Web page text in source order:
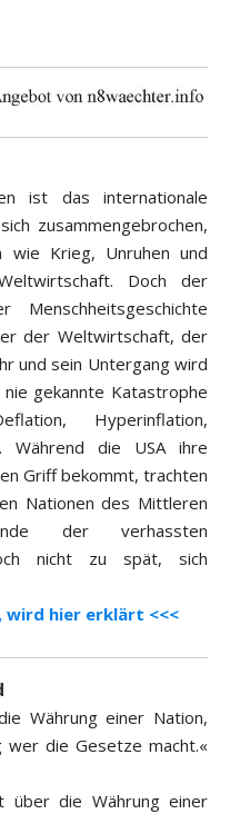
ist das internationale
zusammengebrochen,
wie Krieg, Unruhen und
Doch der
der Weltwirtschaft, der
und sein Untergang wird
gekannte Katastrophe
Hyperinflation,
Während die USA ihre
Griff bekommt, trachten
Nationen des Mittleren
der verhassten
nicht zu spät, sich
wird hier erklärt <<<
Währung einer Nation,
wer die Gesetze macht.«
über die Währung einer